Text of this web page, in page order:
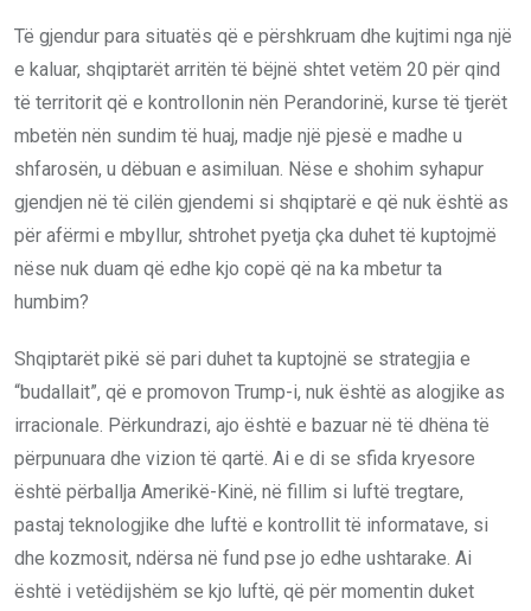
Të gjendur para situatës që e përshkruam dhe kujtimi nga një
e kaluar, shqiptarët arritën të bëjnë shtet vetëm 20 për qind
të territorit që e kontrollonin nën Perandorinë, kurse të tjerët
mbetën nën sundim të huaj, madje një pjesë e madhe u
shfarosën, u dëbuan e asimiluan. Nëse e shohim syhapur
gjendjen në të cilën gjendemi si shqiptarë e që nuk është as
për afërmi e mbyllur, shtrohet pyetja çka duhet të kuptojmë
nëse nuk duam që edhe kjo copë që na ka mbetur ta
humbim?
Shqiptarët pikë së pari duhet ta kuptojnë se strategjia e
“budallait”, që e promovon Trump-i, nuk është as alogjike as
irracionale. Përkundrazi, ajo është e bazuar në të dhëna të
përpunuara dhe vizion të qartë. Ai e di se sfida kryesore
është përballja Amerikë-Kinë, në fillim si luftë tregtare,
pastaj teknologjike dhe luftë e kontrollit të informatave, si
dhe kozmosit, ndërsa në fund pse jo edhe ushtarake. Ai
është i vetëdijshëm se kjo luftë, që për momentin duket